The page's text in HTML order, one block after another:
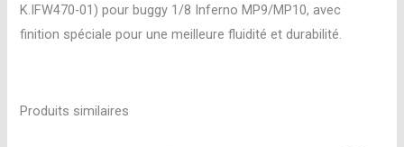
01
K.IFW470-01) pour buggy 1/8 Inferno MP9/MP10, avec
finition spéciale pour une meilleure fluidité et durabilité.
Produits similaires